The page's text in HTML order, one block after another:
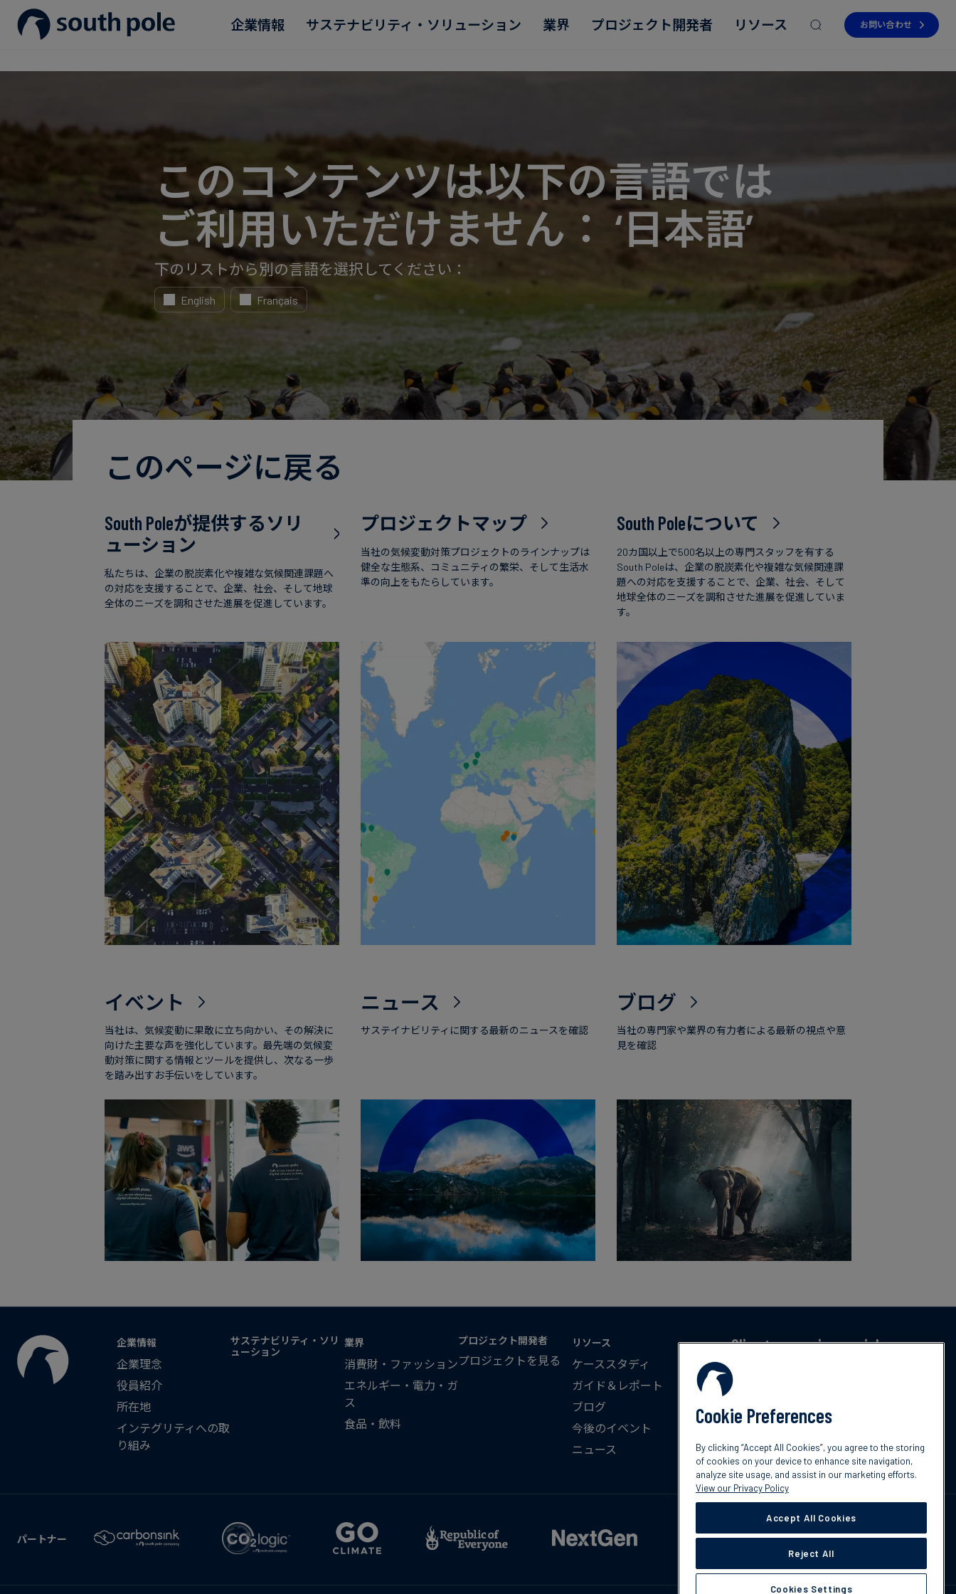
企業情報 サステナビリティ・ソリューション 業界 プロジェクト開発者 リソース お問い合わせ
所在地
誠実さへの取り組み
食品・飲料
サステナブルファイナンス
ブログ
ケーススタディ
ニュース
Read more
Read more
Read more
Read more
Read more
このコンテンツは以下の言語では
ご利用いただけません： ‘日本語’
下のリストから別の言語を選択してください：
English Français
このページに戻る
South Poleが提供するソリ
ューション
私たちは、企業の脱炭素化や複雑な気候関連課題へ
の対応を支援することで、企業、社会、そして地球
全体のニーズを調和させた進展を促進しています。
プロジェクトマップ
当社の気候変動対策プロジェクトのラインナップは
健全な生態系、コミュニティの繁栄、そして生活水
準の向上をもたらしています。
South Poleについて
20カ国以上で500名以上の専門スタッフを有する
South Poleは、企業の脱炭素化や複雑な気候関連課
題への対応を支援することで、企業、社会、そして
地球全体のニーズを調和させた進展を促進していま
す。
イベント
当社は、気候変動に果敢に立ち向かい、その解決に
向けた主要な声を強化しています。最先端の気候変
動対策に関する情報とツールを提供し、次なる一歩
を踏み出すお手伝いをしています。
ニュース
サステイナビリティに関する最新のニュースを確認
ブログ
当社の専門家や業界の有力者による最新の視点や意
見を確認
Français
企業情報
企業理念
役員紹介
所在地
インテグリティへの取
り組み
サステナビリティ・ソリ
ューション
業界
消費財・ファッション
エネルギー・電力・ガ
ス
食品・飲料
プロジェクト開発者
プロジェクトを見る
リソース
ケーススタディ
ガイド＆レポート
ブログ
今後のイベント
ニュース
Climate news in your inbox
気候変動に関する最新のトレンド、政策、イ
ノベーションを毎月無料でお届けします。
パートナー
Cookie Preferences
By clicking “Accept All Cookies”, you agree to the storing
of cookies on your device to enhance site navigation,
analyze site usage, and assist in our marketing efforts.
View our Privacy Policy
Accept All Cookies
Reject All
Cookies Settings